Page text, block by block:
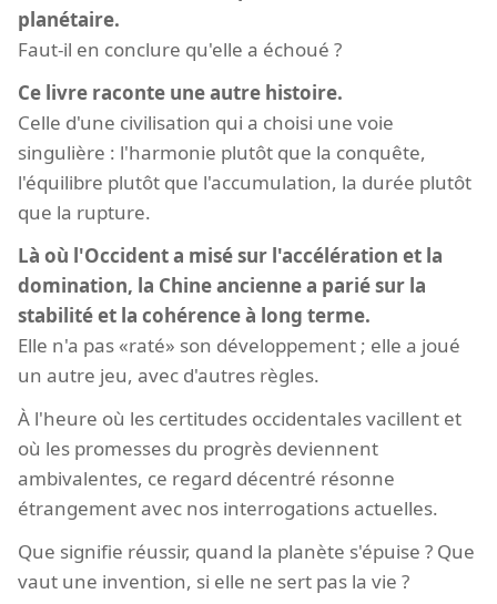
planétaire.
Faut-il en conclure qu'elle a échoué ?
Ce livre raconte une autre histoire.
Celle d'une civilisation qui a choisi une voie
singulière : l'harmonie plutôt que la conquête,
l'équilibre plutôt que l'accumulation, la durée plutôt
que la rupture.
Là où l'Occident a misé sur l'accélération et la
domination, la Chine ancienne a parié sur la
stabilité et la cohérence à long terme.
Elle n'a pas «raté» son développement ; elle a joué
un autre jeu, avec d'autres règles.
À l'heure où les certitudes occidentales vacillent et
où les promesses du progrès deviennent
ambivalentes, ce regard décentré résonne
étrangement avec nos interrogations actuelles.
Que signifie réussir, quand la planète s'épuise ? Que
vaut une invention, si elle ne sert pas la vie ?